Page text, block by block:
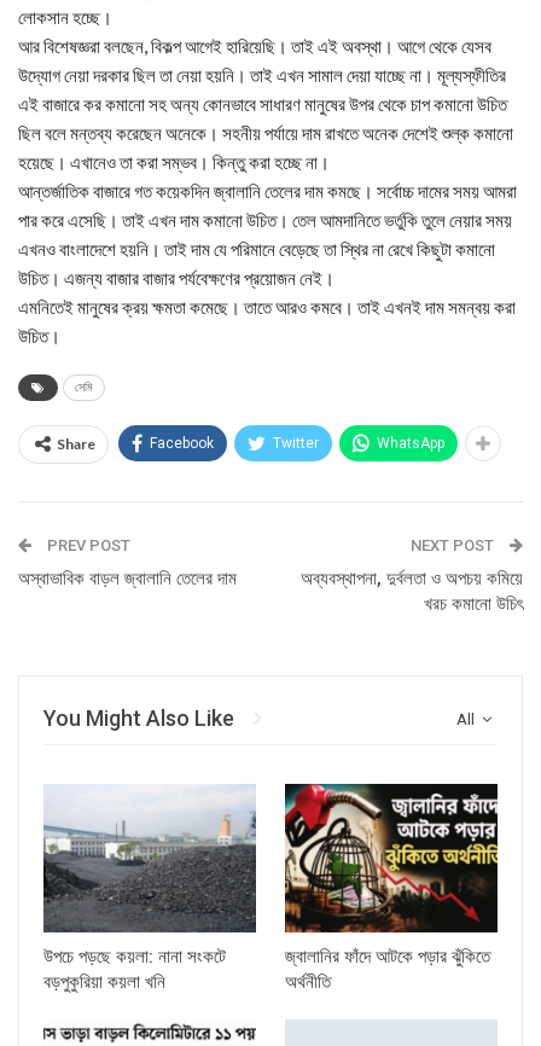
লোকসান হচ্ছে।
আর বিশেষজ্ঞরা বলছেন, বিকল্প আগেই হারিয়েছি। তাই এই অবস্থা। আগে থেকে যেসব
উদ্যোগ নেয়া দরকার ছিল তা নেয়া হয়নি। তাই এখন সামাল দেয়া যাচ্ছে না। মূল্যস্ফীতির
এই বাজারে কর কমানো সহ অন্য কোনভাবে সাধারণ মানুষের উপর থেকে চাপ কমানো উচিত
ছিল বলে মন্তব্য করেছেন অনেকে। সহনীয় পর্যায়ে দাম রাখতে অনেক দেশেই শুল্ক কমানো
হয়েছে। এখানেও তা করা সম্ভব। কিন্তু করা হচ্ছে না।
আন্তর্জাতিক বাজারে গত কয়েকদিন জ্বালানি তেলের দাম কমছে। সর্বোচ্চ দামের সময় আমরা
পার করে এসেছি। তাই এখন দাম কমানো উচিত। তেল আমদানিতে ভর্তুকি তুলে নেয়ার সময়
এখনও বাংলাদেশে হয়নি। তাই দাম যে পরিমানে বেড়েছে তা স্থির না রেখে কিছুটা কমানো
উচিত। এজন্য বাজার বাজার পর্যবেক্ষণের প্রয়োজন নেই।
এমনিতেই মানুষের ক্রয় ক্ষমতা কমেছে। তাতে আরও কমবে। তাই এখনই দাম সমন্বয় করা
উচিত।
সেমি
Share Facebook Twitter WhatsApp
PREV POST
অস্বাভাবিক বাড়ল জ্বালানি তেলের দাম
NEXT POST
অব্যবস্থাপনা, দুর্বলতা ও অপচয় কমিয়ে
খরচ কমানো উচিৎ
All
You Might Also Like
উপচে পড়ছে কয়লা: নানা সংকটে
বড়পুকুরিয়া কয়লা খনি
জ্বালানির ফাঁদে আটকে পড়ার ঝুঁকিতে
অর্থনীতি